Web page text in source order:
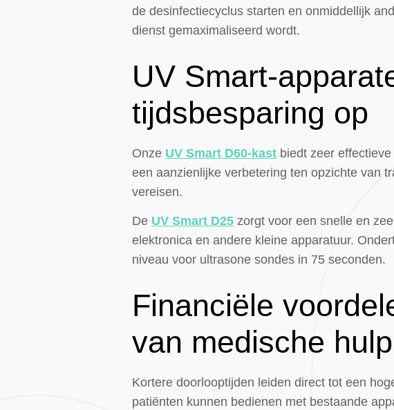
de desinfectiecyclus starten en onmiddellijk
dienst gemaximaliseerd wordt.
UV Smart-
tijdsbesparing op
Onze UV Smart D60-kast biedt zeer
een aanzienlijke verbetering ten opzichte van
vereisen.
De UV Smart D25 zorgt voor een snelle en
elektronica en andere kleine apparatuur.
niveau voor ultrasone sondes in 75 seconden.
Financiële
van medische
Kortere doorlooptijden leiden direct tot een
patiënten kunnen bedienen met bestaande